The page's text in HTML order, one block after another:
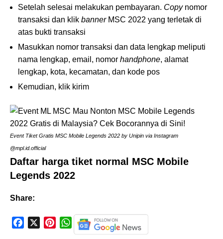
Setelah selesai melakukan pembayaran. Copynomor
transaksi dan klik bannerMSC 2022 yang terletak di
atas bukti transaksi
Masukkan nomor transaksi dan data lengkap meliputi
nama lengkap, email, nomor handphone, alamat
lengkap, kota, kecamatan, dan kode pos
Kemudian, klik kirim
Event Tiket Gratis MSC Mobile Legends 2022 by Unipin via Instagram
@mpl.id.official
Daftar harga tiket normal MSC Mobile
Legends 2022
Share:
W
h